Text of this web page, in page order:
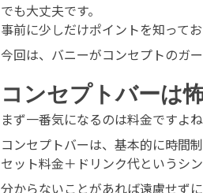
でも大丈夫です。
事前に少しだけポイントを知って
今回は、バニーがコンセプトのガ
コンセプトバーは
まず一番気になるのは料金ですよね
コンセプトバーは、基本的に時間
セット料金＋ドリンク代というシ
分からないことがあれば遠慮せず